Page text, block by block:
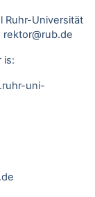
Ruhr-Universität
is:
uni-